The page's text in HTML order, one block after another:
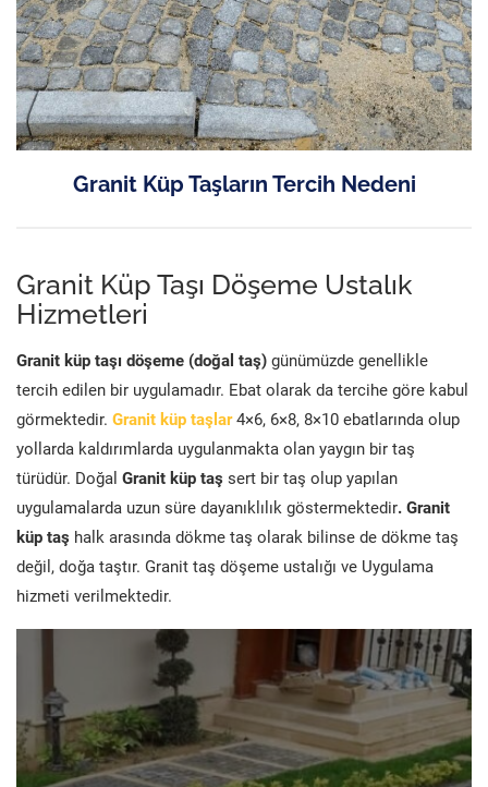
Granit Küp Taşların Tercih Nedeni
Granit Küp Taşı Döşeme Ustalık
Hizmetleri
Granit küp taşı döşeme (doğal taş) günümüzde genellikle
tercih edilen bir uygulamadır. Ebat olarak da tercihe göre kabul
görmektedir. Granit küp taşlar 4×6, 6×8, 8×10 ebatlarında olup
yollarda kaldırımlarda uygulanmakta olan yaygın bir taş
türüdür. Doğal Granit küp taş sert bir taş olup yapılan
uygulamalarda uzun süre dayanıklılık göstermektedir. Granit
küp taş halk arasında dökme taş olarak bilinse de dökme taş
değil, doğa taştır. Granit taş döşeme ustalığı ve Uygulama
hizmeti verilmektedir.